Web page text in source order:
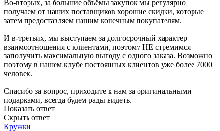
Во-вторых, за большие объёмы закупок мы регулярно
получаем от наших поставщиков хорошие скидки, которые
затем предоставляем нашим конечным покупателям.
И в-третьих, мы выступаем за долгосрочный характер
взаимоотношения с клиентами, поэтому НЕ стремимся
заполучить максимальную выгоду с одного заказа. Возможно
поэтому в нашем клубе постоянных клиентов уже более 7000
человек.
Спасибо за вопрос, приходите к нам за оригинальными
подарками, всегда будем рады видеть.
Показать ответ
Скрыть ответ
Кружки